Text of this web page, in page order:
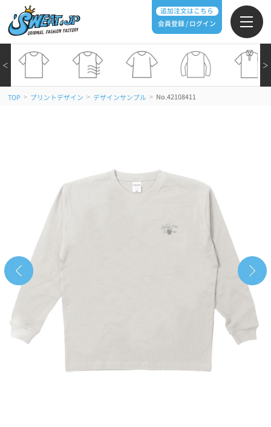
追加注文はこちら
会員登録 / ログイン
＞
＜
TOP > プリントデザイン > デザインサンプル > No.42108411